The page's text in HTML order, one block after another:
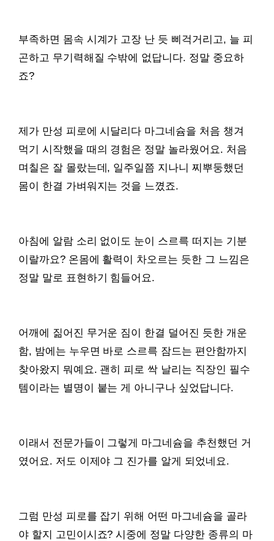
부족하면 몸속 시계가 고장 난 듯 삐걱거리고, 늘 피
곤하고 무기력해질 수밖에 없답니다. 정말 중요하
죠?
제가 만성 피로에 시달리다 마그네슘을 처음 챙겨
먹기 시작했을 때의 경험은 정말 놀라웠어요. 처음
며칠은 잘 몰랐는데, 일주일쯤 지나니 찌뿌둥했던
몸이 한결 가벼워지는 것을 느꼈죠.
아침에 알람 소리 없이도 눈이 스르륵 떠지는 기분
이랄까요? 온몸에 활력이 차오르는 듯한 그 느낌은
정말 말로 표현하기 힘들어요.
어깨에 짊어진 무거운 짐이 한결 덜어진 듯한 개운
함, 밤에는 누우면 바로 스르륵 잠드는 편안함까지
찾아왔지 뭐예요. 괜히 피로 싹 날리는 직장인 필수
템이라는 별명이 붙는 게 아니구나 싶었답니다.
이래서 전문가들이 그렇게 마그네슘을 추천했던 거
였어요. 저도 이제야 그 진가를 알게 되었네요.
그럼 만성 피로를 잡기 위해 어떤 마그네슘을 골라
야 할지 고민이시죠? 시중에 정말 다양한 종류의 마